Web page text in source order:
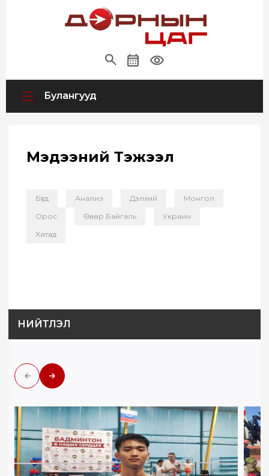
Булангууд
Мэдээний Тэжээл
Бүгд Анализ Дэлхий
Монгол
Орос
Өвөр Байгаль
Украин
Хятад
НИЙТЛЭЛ